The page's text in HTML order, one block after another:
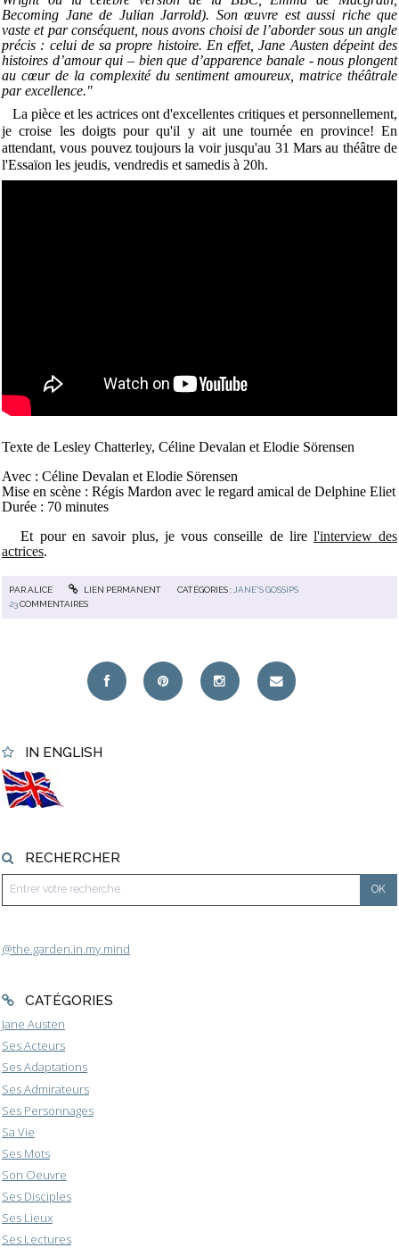
Becoming Jane de Julian Jarrold). Son œuvre est aussi riche que
vaste et par conséquent, nous avons choisi de l’aborder sous un angle
précis : celui de sa propre histoire. En effet, Jane Austen dépeint des
histoires d’amour qui – bien que d’apparence banale - nous plongent
au cœur de la complexité du sentiment amoureux, matrice théâtrale
par excellence."
La pièce et les actrices ont d'excellentes critiques et personnellement,
je croise les doigts pour qu'il y ait une tournée en province! En
attendant, vous pouvez toujours la voir jusqu'au 31 Mars au théâtre de
l'Essaïon les jeudis, vendredis et samedis à 20h.
Texte de Lesley Chatterley, Céline Devalan et Elodie Sörensen
Avec : Céline Devalan et Elodie Sörensen
Mise en scène : Régis Mardon avec le regard amical de Delphine Eliet
Durée : 70 minutes
Et pour en savoir plus, je vous conseille de lire l'interview des
actrices.
PARALICE LIEN PERMANENT CATÉGORIES : JANE'S GOSSIPS
23COMMENTAIRES
IN ENGLISH
RECHERCHER
@the.garden.in.my.mind
CATÉGORIES
Jane Austen
Ses Acteurs
Ses Adaptations
Ses Admirateurs
Ses Personnages
Sa Vie
Ses Mots
Son Oeuvre
Ses Disciples
Ses Lieux
Ses Lectures